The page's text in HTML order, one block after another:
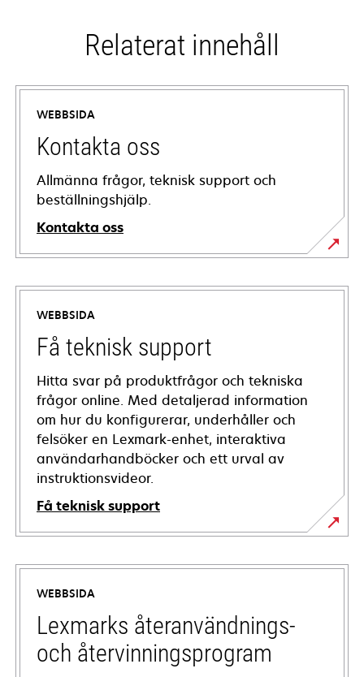
Relaterat innehåll
WEBBSIDA
Kontakta oss
Allmänna frågor, teknisk support och
beställningshjälp.
Kontakta oss
WEBBSIDA
Få teknisk support
Hitta svar på produktfrågor och tekniska
frågor online. Med detaljerad information
om hur du konfigurerar, underhåller och
felsöker en Lexmark-enhet, interaktiva
användarhandböcker och ett urval av
instruktionsvideor.
Få teknisk support
opens
in
new
tab
WEBBSIDA
Lexmarks återanvändnings-
och återvinningsprogram